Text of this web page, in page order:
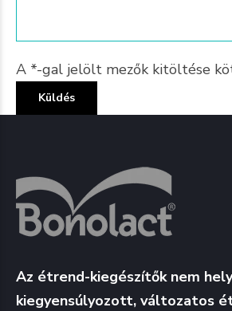
A *-gal jelölt mezők kitöltése
Az étrend-kiegészítők nem
kiegyensúlyozott, változatos